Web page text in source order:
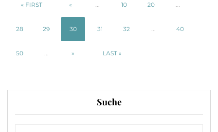
« FIRST « ... 10 20 ...
28 29 30 31 32 ... 40
50 ... » LAST »
Suche